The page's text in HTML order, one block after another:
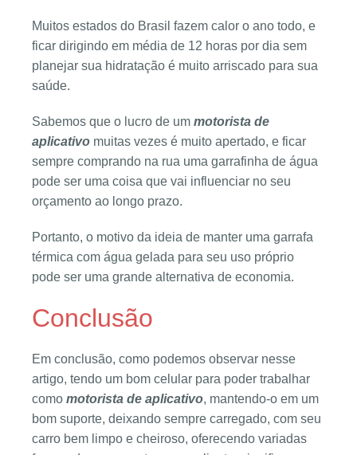
Muitos estados do Brasil fazem calor o ano todo, e
ficar dirigindo em média de 12 horas por dia sem
planejar sua hidratação é muito arriscado para sua
saúde.
Sabemos que o lucro de um motorista de
aplicativo muitas vezes é muito apertado, e ficar
sempre comprando na rua uma garrafinha de água
pode ser uma coisa que vai influenciar no seu
orçamento ao longo prazo.
Portanto, o motivo da ideia de manter uma garrafa
térmica com água gelada para seu uso próprio
pode ser uma grande alternativa de economia.
Conclusão
Em conclusão, como podemos observar nesse
artigo, tendo um bom celular para poder trabalhar
como motorista de aplicativo, mantendo-o em um
bom suporte, deixando sempre carregado, com seu
carro bem limpo e cheiroso, oferecendo variadas